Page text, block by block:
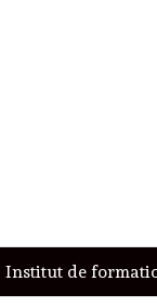
Institut de